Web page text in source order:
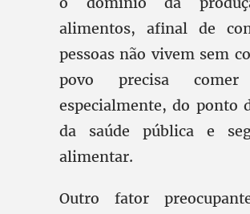
alimentos, afinal de
pessoas não vivem sem
povo precisa comer
especialmente, do ponto
da saúde pública e
alimentar.
Outro fator